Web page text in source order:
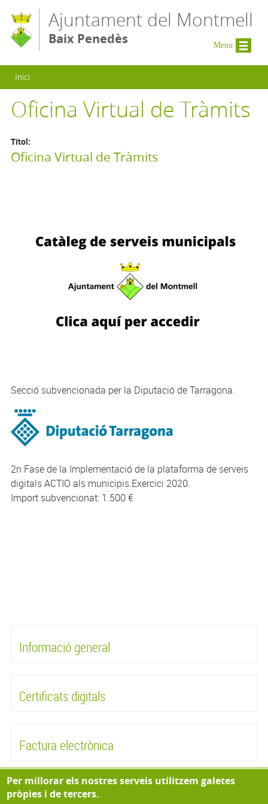
Ajuntament del Montmell
Baix Penedès
Esteu aquí
Inici
Oficina Virtual de Tràmits
Títol:
Oficina Virtual de Tràmits
Secció subvencionada per la Diputació de Tarragona.
2n Fase de la Implementació de la plataforma de serveis
digitals ACTIO als municipis.Exercici 2020.
Import subvencionat: 1.500 €
Informació general
Certificats digitals
Factura electrònica
Contractació pública
Menu
Per millorar els nostres serveis utilitzem galetes
pròpies i de tercers.